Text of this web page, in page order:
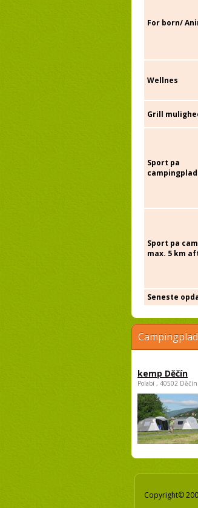
For born/
Wellnes
Grill
Sport pa
Sport pa
max. 5 km
Seneste
kemp Děčín
Polabí , 40502 Děčín
Copyright©